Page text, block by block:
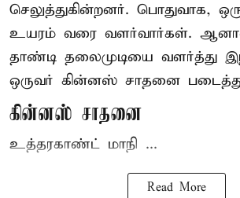
செலுத்துகின்றனர். பொதுவாக,
உயரம் வரை வளர்வார்கள்.
தாண்டி தலைமுடியை வளர்த்து
ஒருவர் கின்னஸ் சாதனை
கின்னஸ் சாதனை
உத்தரகாண்ட் மாநி ...
Read More